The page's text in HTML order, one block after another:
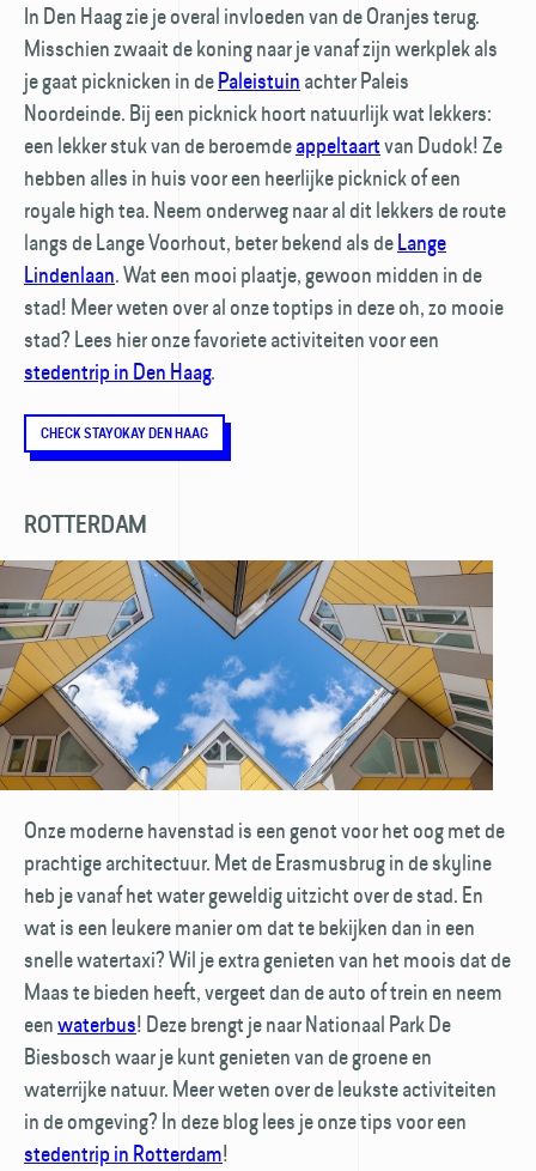
In Den Haag zie je overal invloeden van de Oranjes terug.
Misschien zwaait de koning naar je vanaf zijn werkplek als
je gaat picknicken in dePaleistuin achter Paleis
Noordeinde. Bij een picknick hoort natuurlijk wat lekkers:
een lekker stuk van de beroemdeappeltaartvan Dudok! Ze
hebben alles in huis voor een heerlijke picknick of een
royale high tea. Neem onderweg naar al dit lekkers de route
langs de Lange Voorhout, beter bekend als deLange
Lindenlaan. Wat een mooi plaatje, gewoon midden in de
stad! Meer weten over al onze toptips in deze oh, zo mooie
stad? Lees hier onze favoriete activiteiten voor een
stedentrip in Den Haag.
CHECK STAYOKAY DEN HAAG
ROTTERDAM
Onze moderne havenstad is een genot voor het oog met de
prachtige architectuur. Met de Erasmusbrug in de skyline
heb je vanaf het water geweldig uitzicht over de stad. En
wat is een leukere manier om dat te bekijken dan in een
snelle watertaxi? Wil je extra genieten van het moois dat de
Maas te bieden heeft, vergeet dan de auto of trein en neem
eenwaterbus! Deze brengt je naar Nationaal Park De
Biesbosch waar je kunt genieten van de groene en
waterrijke natuur. Meer weten over de leukste activiteiten
in de omgeving? In deze blog lees je onze tips voor een
stedentrip in Rotterdam!